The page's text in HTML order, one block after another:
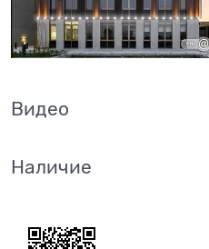
Видео
Наличие